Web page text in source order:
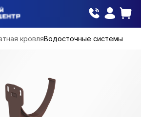
кровляВодосточные системы